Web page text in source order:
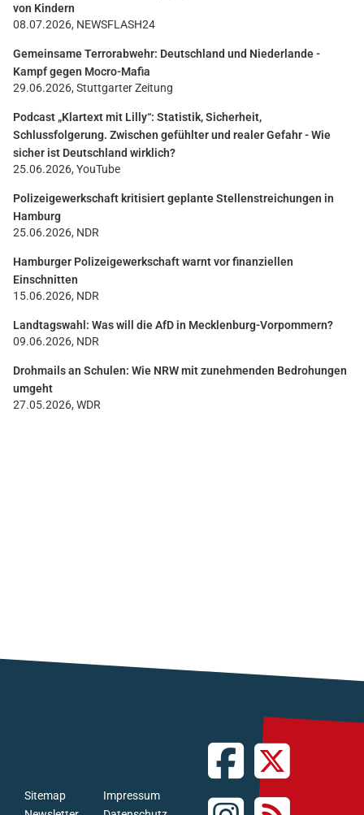
von Kindern
08.07.2026, NEWSFLASH24
Gemeinsame Terrorabwehr: Deutschland und Niederlande -
Kampf gegen Mocro-Mafia
29.06.2026, Stuttgarter Zeitung
Podcast „Klartext mit Lilly“: Statistik, Sicherheit,
Schlussfolgerung. Zwischen gefühlter und realer Gefahr - Wie
sicher ist Deutschland wirklich?
25.06.2026, YouTube
Polizeigewerkschaft kritisiert geplante Stellenstreichungen in
Hamburg
25.06.2026, NDR
Hamburger Polizeigewerkschaft warnt vor finanziellen
Einschnitten
15.06.2026, NDR
Landtagswahl: Was will die AfD in Mecklenburg-Vorpommern?
09.06.2026, NDR
Drohmails an Schulen: Wie NRW mit zunehmenden Bedrohungen
umgeht
27.05.2026, WDR
Sitemap
Impressum